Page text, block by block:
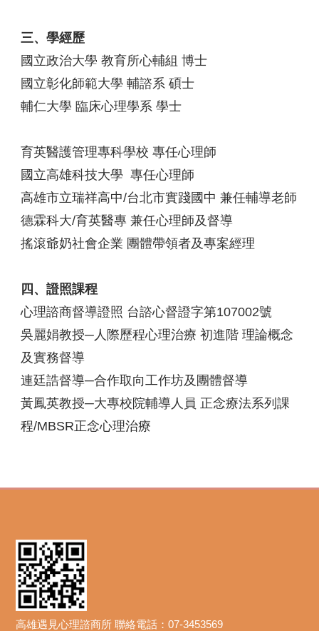
三、學經歷
國立政治大學 教育所心輔組 博士
國立彰化師範大學 輔諮系 碩士
輔仁大學 臨床心理學系 學士
育英醫護管理專科學校 專任心理師
國立高雄科技大學 專任心理師
高雄市立瑞祥高中/台北市實踐國中 兼任輔導老師
德霖科大/育英醫專 兼任心理師及督導
搖滾爺奶社會企業 團體帶領者及專案經理
四、證照課程
心理諮商督導證照 台諮心督證字第107002號
吳麗娟教授─人際歷程心理治療 初進階 理論概念
及實務督導
連廷誥督導─合作取向工作坊及團體督導
黃鳳英教授─大專校院輔導人員 正念療法系列課
程/MBSR正念心理治療
高雄遇見心理諮商所 聯絡電話：07-3453569